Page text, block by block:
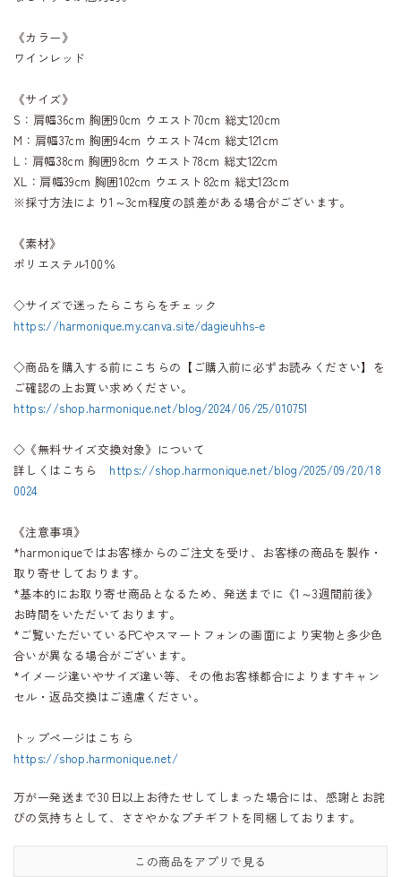
《カラー》
ワインレッド
《サイズ》
S：肩幅36cm 胸囲90cm ウエスト70cm 総丈120cm
M：肩幅37cm 胸囲94cm ウエスト74cm 総丈121cm
L：肩幅38cm 胸囲98cm ウエスト78cm 総丈122cm
XL：肩幅39cm 胸囲102cm ウエスト82cm 総丈123cm
※採寸方法により1～3cm程度の誤差がある場合がございます。
《素材》
ポリエステル100％
◇サイズで迷ったらこちらをチェック
https://harmonique.my.canva.site/dagieuhhs-e
◇商品を購入する前にこちらの【ご購入前に必ずお読みください】を
ご確認の上お買い求めください。
https://shop.harmonique.net/blog/2024/06/25/010751
◇《無料サイズ交換対象》について
詳しくはこちら https://shop.harmonique.net/blog/2025/09/20/18
0024
《注意事項》
*harmoniqueではお客様からのご注文を受け、お客様の商品を製作・
取り寄せしております。
*基本的にお取り寄せ商品となるため、発送までに《1～3週間前後》
お時間をいただいております。
*ご覧いただいているPCやスマートフォンの画面により実物と多少色
合いが異なる場合がございます。
*イメージ違いやサイズ違い等、その他お客様都合によりますキャン
セル・返品交換はご遠慮ください。
トップページはこちら
https://shop.harmonique.net/
万が一発送まで30日以上お待たせしてしまった場合には、感謝とお詫
びの気持ちとして、ささやかなプチギフトを同梱しております。
この商品をアプリで見る